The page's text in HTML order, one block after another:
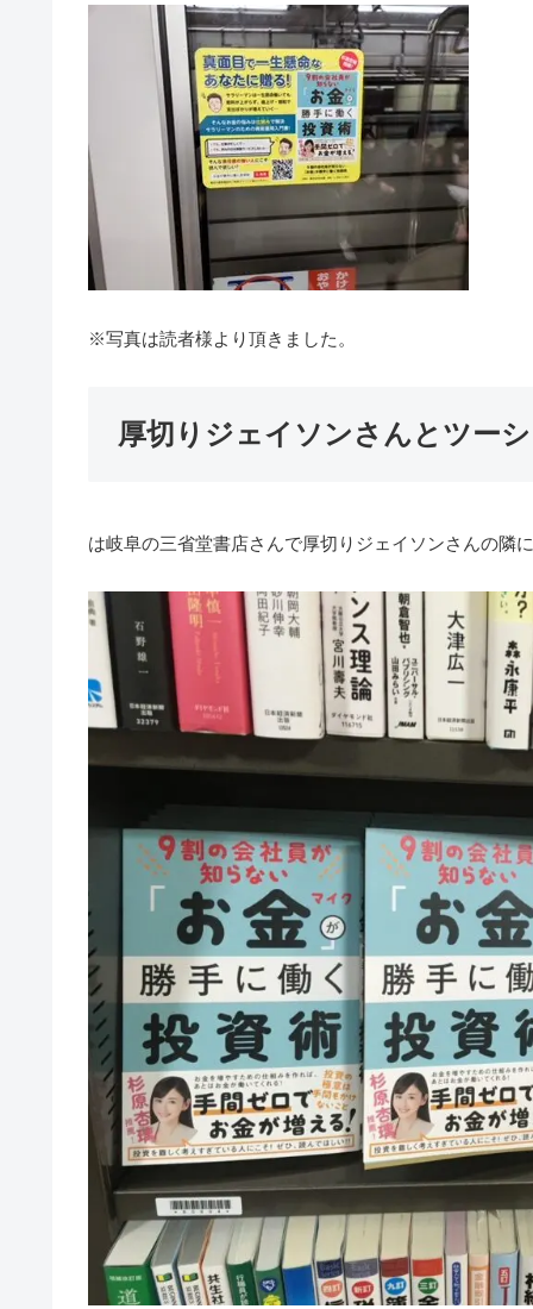
※写真は読者様より頂きました。
厚切りジェイソンさんとツー
は岐阜の三省堂書店さんで厚切りジェイソンさんの隣